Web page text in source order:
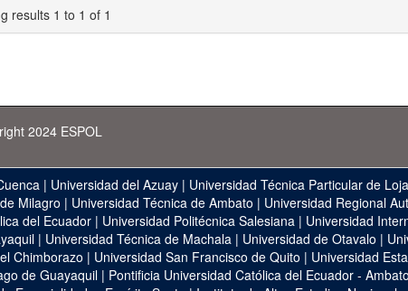
results 1 to 1 of 1
2024 ESPOL
| Universidad del Azuay | Universidad Técnica Particular de Loja
Milagro | Universidad Técnica de Ambato | Universidad Regional
del Ecuador| Universidad Politécnica Salesiana| Universidad
| Universidad Técnica de Machala | Universidad de Otavalo |
Chimborazo | Universidad San Francisco de Quito | Universidad
de Guayaquil | Pontificia Universidad Católica del Ecuador - Ambato